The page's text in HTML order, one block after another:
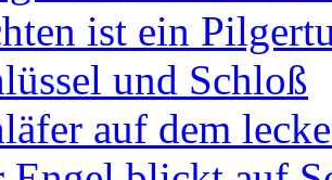
ist ein
und Schloß
auf dem